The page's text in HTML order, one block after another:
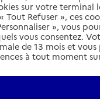
sur votre terminal
Tout Refuser », ces
», vous
vous consentez.
de 13 mois et
à tout moment